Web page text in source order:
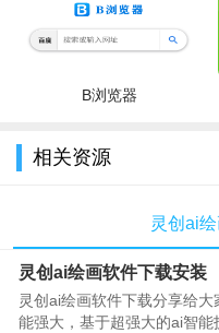
软件亮点：
1、多种玩法 激发你的创
2、独属于你 专属壁纸
4、以文绘图 把你的想象
B浏览器
相关资源
灵创ai
灵创ai绘画软件下载安装
灵创ai绘画软件下载分享给
能强大，基于超强大的ai智